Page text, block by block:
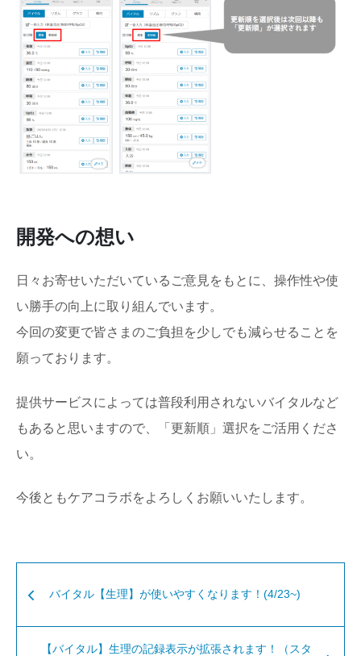
開発への想い
日々お寄せいただいているご意見をもとに、操作性や使
い勝手の向上に取り組んでいます。
今回の変更で皆さまのご負担を少しでも減らせることを
願っております。
提供サービスによっては普段利用されないバイタルなど
もあると思いますので、「更新順」選択をご活用くださ
い。
今後ともケアコラボをよろしくお願いいたします。
バイタル【生理】が使いやすくなります！(4/23~)
【バイタル】生理の記録表示が拡張されます！（スタ